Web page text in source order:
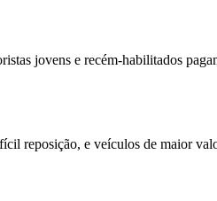
jovens e recém-habilitados
reposição, e veículos de maior